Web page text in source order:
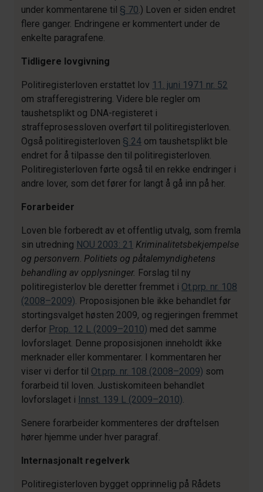
under kommentarene til § 70.) Loven er siden endret
flere ganger. Endringene er kommentert under de
enkelte paragrafene.
Tidligere lovgivning
Politiregisterloven erstattet lov 11. juni 1971 nr. 52
om strafferegistrering. Videre ble regler om
taushetsplikt og DNA-registeret i
straffeprosessloven overført til politiregisterloven.
Også politiregisterloven § 24 om taushetsplikt ble
endret for å tilpasse den til politiregisterloven.
Politiregisterloven førte også til en rekke endringer i
andre lover, som det fører for langt å gå inn på her.
Forarbeider
Loven ble forberedt av et offentlig utvalg, som fremla
sin utredning NOU 2003: 21 Kriminalitetsbekjempelse
og personvern. Politiets og påtalemyndighetens
behandling av opplysninger. Forslag til ny
politiregisterlov ble deretter fremmet i Ot.prp. nr. 108
(2008–2009). Proposisjonen ble ikke behandlet før
stortingsvalget høsten 2009, og regjeringen fremmet
derfor Prop. 12 L (2009–2010) med det samme
lovforslaget. Denne proposisjonen inneholdt ikke
merknader eller kommentarer. I kommentaren her
viser vi derfor til Ot.prp. nr. 108 (2008–2009) som
forarbeid til loven. Justiskomiteen behandlet
lovforslaget i Innst. 139 L (2009–2010).
Senere forarbeider kommenteres der drøftelsen
hører hjemme under hver paragraf.
Internasjonalt regelverk
Politiregisterloven bygget opprinnelig på Rådets